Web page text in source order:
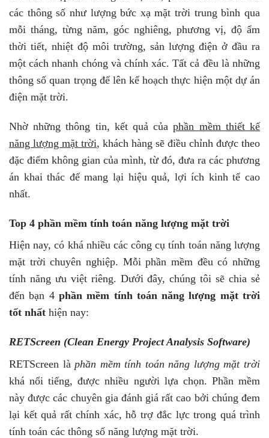
các thông số như lượng bức xạ mặt trời trung bình qua
mỗi tháng, từng năm, góc nghiêng, phương vị, độ ẩm
thời tiết, nhiệt độ môi trường, sản lượng điện ở đầu ra
một cách nhanh chóng và chính xác. Tất cả đều là những
thông số quan trọng để lên kế hoạch thực hiện một dự án
điện mặt trời.
Nhờ những thông tin, kết quả củaphần mềm thiết kế
năng lượng mặt trời, khách hàng sẽ điều chỉnh được theo
đặc điểm không gian của mình, từ đó, đưa ra các phương
án khai thác để mang lại hiệu quả, lợi ích kinh tế cao
nhất.
Top 4 phần mềm tính toán năng lượng mặt trời
Hiện nay, có khá nhiều các công cụ tính toán năng lượng
mặt trời chuyên nghiệp. Mỗi phần mềm đều có những
tính năng ưu việt riêng. Dưới đây, chúng tôi sẽ chia sẻ
đến bạn 4 phần mềm tính toán năng lượng mặt trời
tốt nhất hiện nay:
RETScreen (Clean Energy Project Analysis Software)
RETScreen là phần mềm tính toán năng lượng mặt trời
khá nổi tiếng, được nhiều người lựa chọn. Phần mềm
này được các chuyên gia đánh giá rất cao bởi chúng đem
lại kết quả rất chính xác, hỗ trợ đắc lực trong quá trình
tính toán các thông số năng lượng mặt trời.